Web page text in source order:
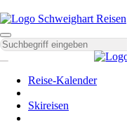
Reise-Kalender
Skireisen